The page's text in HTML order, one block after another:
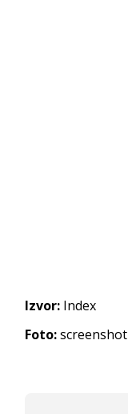
Izvor: Index
Foto:screenshot